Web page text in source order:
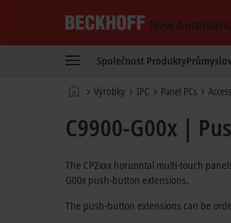
New
Technology
Společnost Produkty
DomovskáVýrobky IPC Panel PCs
C9900-G00x |
The CP2xxx horizontal multi-touch
G00x push-button extensions.
The push-button extensions can be